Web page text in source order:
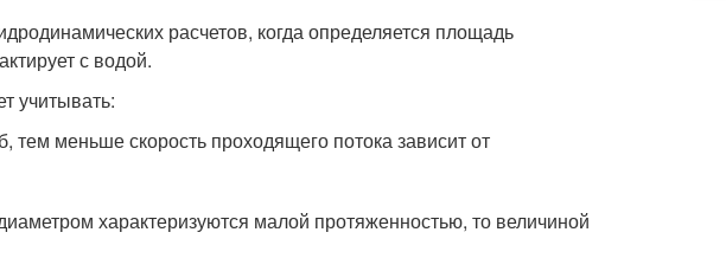
расчетов, когда определяется площадь
с водой.
учитывать:
меньше скорость проходящего потока зависит от
характеризуются малой протяженностью, то величиной